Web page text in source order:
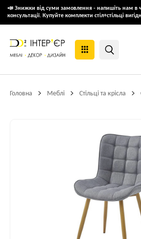
📣 Знижки від суми замовлення - напишіть нам в
консультації. Купуйте комплекти стіл+стільці
Головна Меблі Стільці та крісла